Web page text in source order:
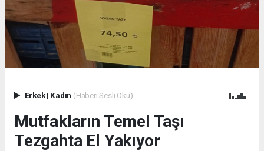
Erkek| Kadın (Haberi Sesli Oku)
Mutfakların Temel Taşı
Tezgahta El Yakıyor